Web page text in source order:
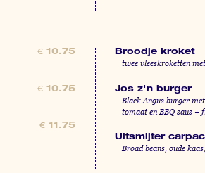
€ 10.75
€ 10.75
€ 11.75
Broodje kroket
twee vleeskroketten
Jos z'n burger
Black Angus burger
tomaat en BBQ saus +
Uitsmijter
Broad beans, oude